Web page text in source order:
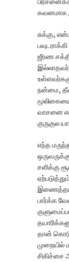
கவனமாக
சுக்கு,
ஜீரண
நன்மை,
வாசனை
குருகுல
எந்த
சளிக்கு
பார்க்க
தான்
முறையில்
சிகிச்சை